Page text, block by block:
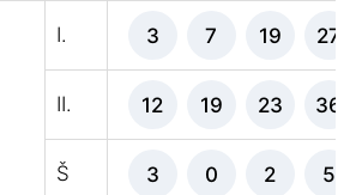
I. 3 7 19 27
II. 12 19 23 36
Š 3 0 2 5